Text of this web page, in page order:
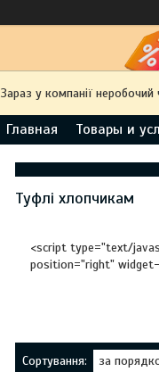
Зараз у компанії
Главная Товары и
Туфлі хлопчикам
<script type="text/
position="right"